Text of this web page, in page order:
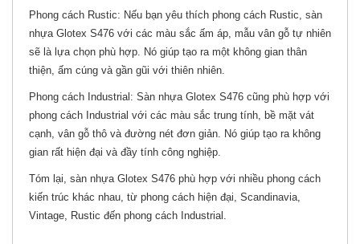
Phong cách Rustic: Nếu bạn yêu thích phong cách Rustic, sàn
nhựa Glotex S476 với các màu sắc ấm áp, mẫu vân gỗ tự nhiên
sẽ là lựa chọn phù hợp. Nó giúp tạo ra một không gian thân
thiện, ấm cúng và gần gũi với thiên nhiên.
Phong cách Industrial: Sàn nhựa Glotex S476 cũng phù hợp với
phong cách Industrial với các màu sắc trung tính, bề mặt vát
cạnh, vân gỗ thô và đường nét đơn giản. Nó giúp tạo ra không
gian rất hiện đại và đầy tính công nghiệp.
Tóm lại, sàn nhựa Glotex S476 phù hợp với nhiều phong cách
kiến trúc khác nhau, từ phong cách hiện đại, Scandinavia,
Vintage, Rustic đến phong cách Industrial.